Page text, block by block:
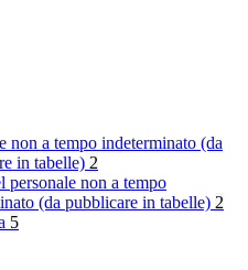
non a tempo indeterminato (da
in tabelle) 2
personale non a tempo
(da pubblicare in tabelle) 2
5